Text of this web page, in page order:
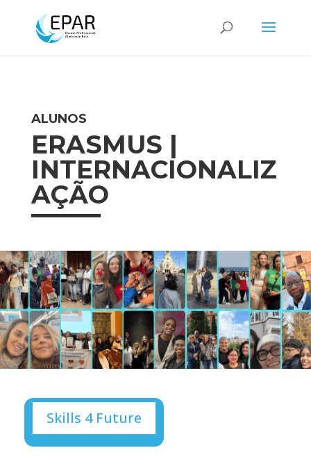
ALUNOS
ERASMUS |
INTERNACIONALIZ
AÇÃO
Skills 4 Future